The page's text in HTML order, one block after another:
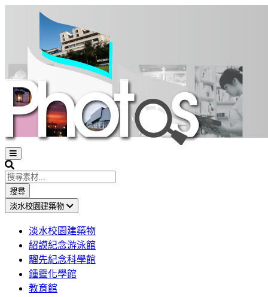
Open
sidebar
Search
搜尋
淡水校園建築物
淡水校園建築物
紹謨紀念游泳館
騮先紀念科學館
鍾靈化學館
教育館